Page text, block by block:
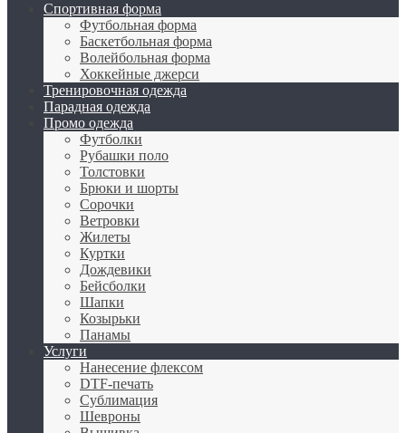
Спортивная форма
Футбольная форма
Баскетбольная форма
Волейбольная форма
Хоккейные джерси
Тренировочная одежда
Парадная одежда
Промо одежда
Футболки
Рубашки поло
Толстовки
Брюки и шорты
Сорочки
Ветровки
Жилеты
Куртки
Дождевики
Бейсболки
Шапки
Козырьки
Панамы
Услуги
Нанесение флексом
DTF-печать
Сублимация
Шевроны